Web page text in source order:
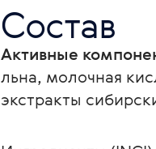
Состав
Активные
льна, молочная
экстракты